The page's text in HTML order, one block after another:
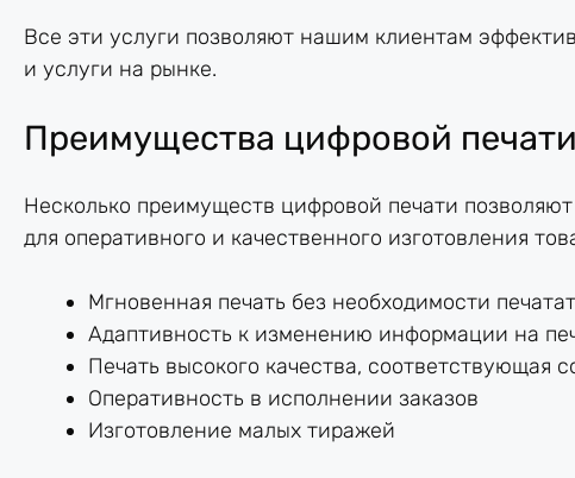
Все эти услуги позволяют нашим клиентам
и услуги на рынке.
Преимущества цифровой печати
Несколько преимуществ цифровой печати
для оперативного и качественного изготовления
Мгновенная печать без необходимости
Адаптивность к изменению информации на
Печать высокого качества, соответствующая
Оперативность в исполнении заказов
Изготовление малых тиражей